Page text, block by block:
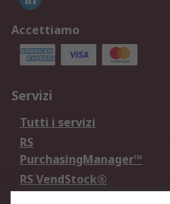
Accettiamo
Servizi
Tutti i servizi
RS
PurchasingManager™
RS VendStock®